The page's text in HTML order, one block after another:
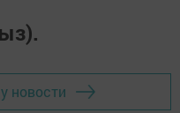
новости